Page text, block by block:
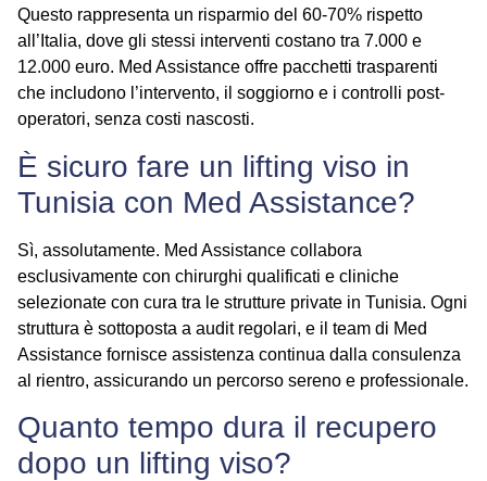
Questo rappresenta un risparmio del 60-70% rispetto
all’Italia, dove gli stessi interventi costano tra 7.000 e
12.000 euro. Med Assistance offre pacchetti trasparenti
che includono l’intervento, il soggiorno e i controlli post-
operatori, senza costi nascosti.
È sicuro fare un lifting viso in
Tunisia con Med Assistance?
Sì, assolutamente. Med Assistance collabora
esclusivamente con chirurghi qualificati e cliniche
selezionate con cura tra le strutture private in Tunisia. Ogni
struttura è sottoposta a audit regolari, e il team di Med
Assistance fornisce assistenza continua dalla consulenza
al rientro, assicurando un percorso sereno e professionale.
Quanto tempo dura il recupero
dopo un lifting viso?